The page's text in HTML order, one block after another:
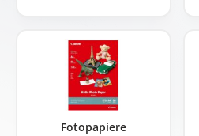
Fotopapiere